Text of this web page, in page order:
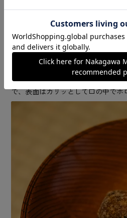
きますが、頭の中で整理しな
ときは本当に嬉しくて。昔は
ですけどね……（笑）」
その日の菓子は御倉屋の名物〝
で、表面はカリッとして口の中でホ